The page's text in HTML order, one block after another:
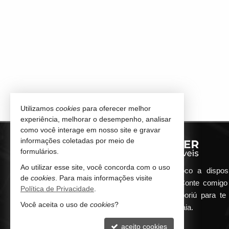
Qualquer dúvida que surgir me coloco a
atender de maneira ágil e eficiente. Conte
minha imobiliária em Balneário Camboriú para
encontrar o seu imóvel ideal aqui na Praia.
Utilizamos cookies para oferecer melhor
experiência, melhorar o desempenho, analisar
como você interage em nosso site e gravar
informações coletadas por meio de
formulários.
Ao utilizar esse site, você concorda com o uso
de cookies . Para mais informações visite
Política de Privacidade
Você aceita o uso de cookies?
aceito cookies